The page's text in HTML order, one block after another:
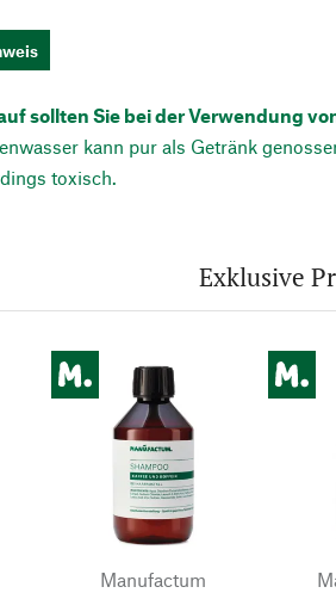
sollten Sie bei der Verwendung
kann pur als Getränk
toxisch.
Exklusive
Manufactum